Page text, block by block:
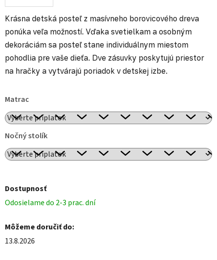
Krásna detská posteľ z masívneho borovicového dreva
ponúka veľa možností. Vďaka svetielkam a osobným
dekoráciám sa posteľ stane individuálnym miestom
pohodlia pre vaše dieťa. Dve zásuvky poskytujú priestor
na hračky a vytvárajú poriadok v detskej izbe.
Matrac
Nočný stolík
Dostupnosť
Odosielame do 2-3 prac. dní
Môžeme doručiť do:
13.8.2026